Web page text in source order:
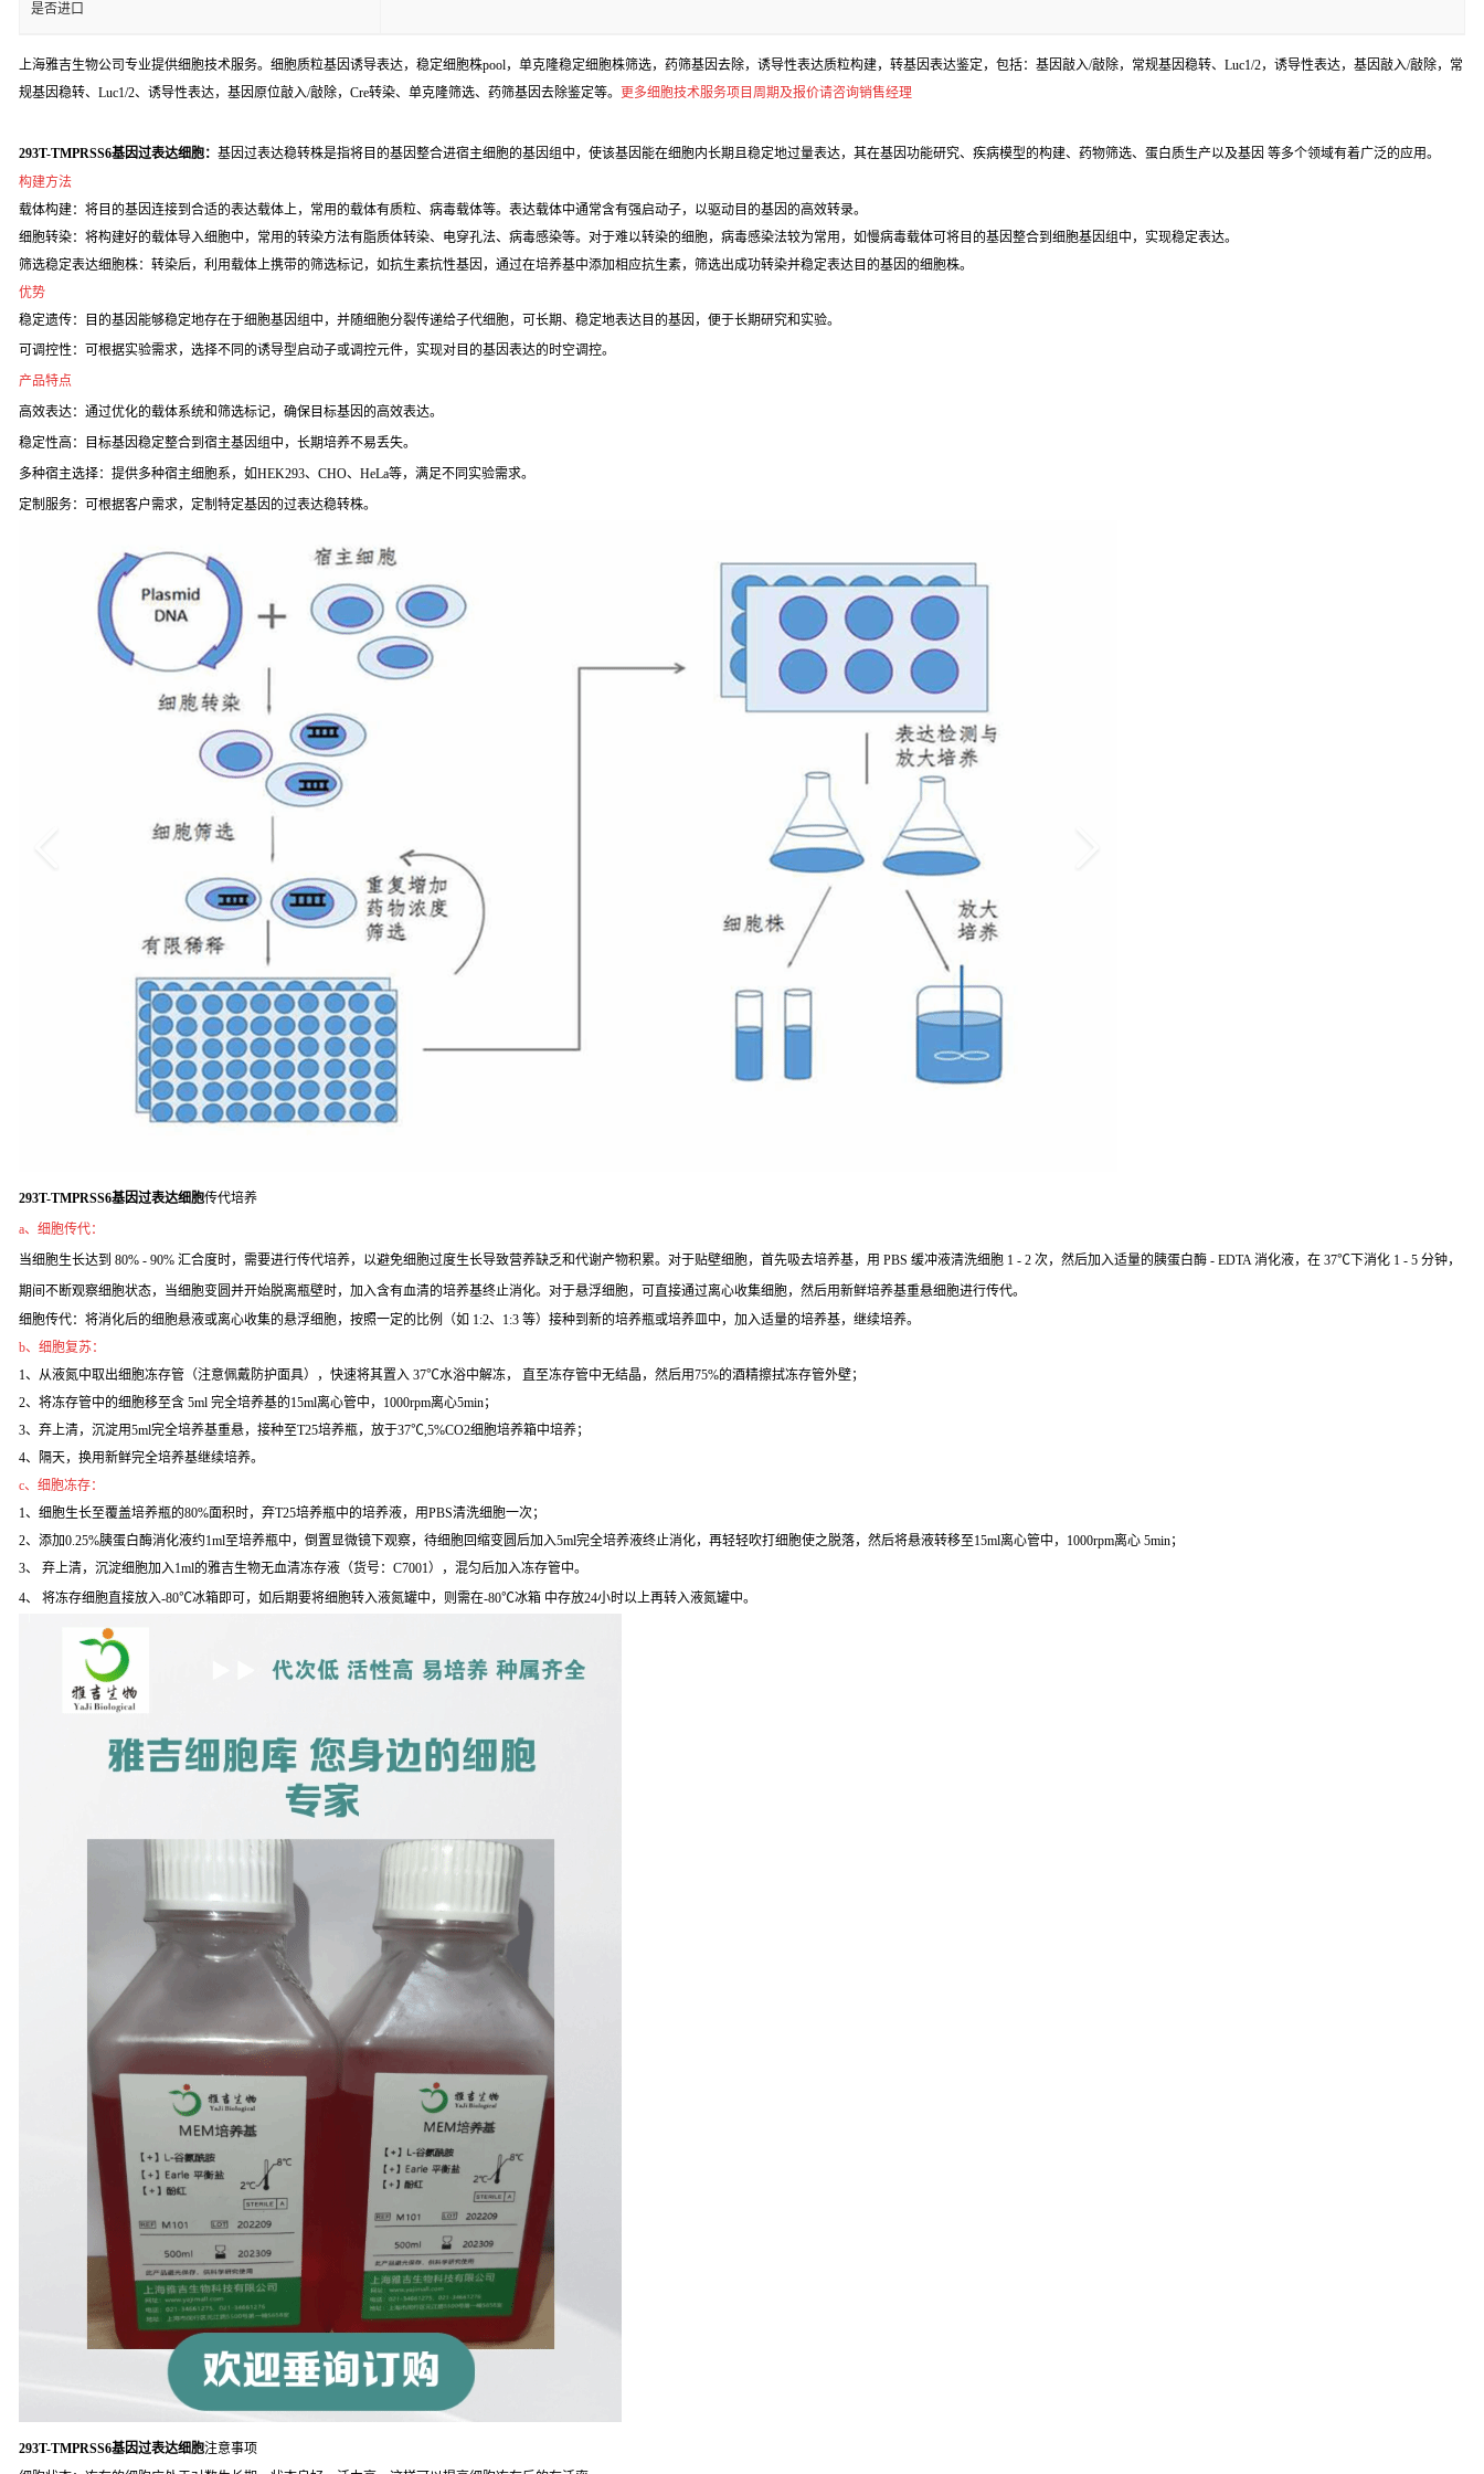
是否进口
上海雅吉生物公司专业提供细胞技术服务。细胞质粒基因诱导表达，稳定细胞株pool，单克隆稳定细胞株筛选，药筛基因去除，诱导性表达质粒构建，转基因表达鉴定，包括：基因敲入/敲除，常规基因稳转、Luc1/2，诱导性表达，基因敲入/敲除，常
规基因稳转、Luc1/2、诱导性表达，基因原位敲入/敲除，Cre转染、单克隆筛选、药筛基因去除鉴定等。 更多细胞技术服务项目周期及报价请咨询销售经理
293T-TMPRSS6基因过表达细胞： 基因过表达稳转株是指将目的基因整合进宿主细胞的基因组中，使该基因能在细胞内长期且稳定地过量表达，其在基因功能研究、疾病模型的构建、药物筛选、蛋白质生产以及基因 等多个领域有着广泛的应用。
构建方法
载体构建：将目的基因连接到合适的表达载体上，常用的载体有质粒、病毒载体等。表达载体中通常含有强启动子，以驱动目的基因的高效转录。
细胞转染：将构建好的载体导入细胞中，常用的转染方法有脂质体转染、电穿孔法、病毒感染等。对于难以转染的细胞，病毒感染法较为常用，如慢病毒载体可将目的基因整合到细胞基因组中，实现稳定表达。
筛选稳定表达细胞株：转染后，利用载体上携带的筛选标记，如抗生素抗性基因，通过在培养基中添加相应抗生素，筛选出成功转染并稳定表达目的基因的细胞株。
优势
稳定遗传：目的基因能够稳定地存在于细胞基因组中，并随细胞分裂传递给子代细胞，可长期、稳定地表达目的基因，便于长期研究和实验。
可调控性：可根据实验需求，选择不同的诱导型启动子或调控元件，实现对目的基因表达的时空调控。
产品特点
高效表达：通过优化的载体系统和筛选标记，确保目标基因的高效表达。
稳定性高：目标基因稳定整合到宿主基因组中，长期培养不易丢失。
多种宿主选择：提供多种宿主细胞系，如HEK293、CHO、HeLa等，满足不同实验需求。
定制服务：可根据客户需求，定制特定基因的过表达稳转株。
293T-TMPRSS6基因过表达细胞传代培养
a、细胞传代：
当细胞生长达到 80% - 90% 汇合度时，需要进行传代培养，以避免细胞过度生长导致营养缺乏和代谢产物积累。对于贴壁细胞，首先吸去培养基，用 PBS 缓冲液清洗细胞 1 - 2 次，然后加入适量的胰蛋白酶 - EDTA 消化液，在 37℃下消化 1 - 5 分钟，
期间不断观察细胞状态，当细胞变圆并开始脱离瓶壁时，加入含有血清的培养基终止消化。对于悬浮细胞，可直接通过离心收集细胞，然后用新鲜培养基重悬细胞进行传代。
细胞传代：将消化后的细胞悬液或离心收集的悬浮细胞，按照一定的比例（如 1:2、1:3 等）接种到新的培养瓶或培养皿中，加入适量的培养基，继续培养。
b、细胞复苏：
1、从液氮中取出细胞冻存管（注意佩戴防护面具），快速将其置入 37℃水浴中解冻， 直至冻存管中无结晶，然后用75%的酒精擦拭冻存管外壁；
2、将冻存管中的细胞移至含 5ml 完全培养基的15ml离心管中，1000rpm离心5min；
3、弃上清，沉淀用5ml完全培养基重悬，接种至T25培养瓶，放于37℃,5%CO2细胞培养箱中培养；
4、隔天，换用新鲜完全培养基继续培养。
c、细胞冻存：
1、细胞生长至覆盖培养瓶的80%面积时，弃T25培养瓶中的培养液，用PBS清洗细胞一次；
2、添加0.25%胰蛋白酶消化液约1ml至培养瓶中，倒置显微镜下观察，待细胞回缩变圆后加入5ml完全培养液终止消化，再轻轻吹打细胞使之脱落，然后将悬液转移至15ml离心管中，1000rpm离心 5min；
3、 弃上清，沉淀细胞加入1ml的雅吉生物无血清冻存液（货号：C7001），混匀后加入冻存管中。
4、 将冻存细胞直接放入-80℃冰箱即可，如后期要将细胞转入液氮罐中，则需在-80℃冰箱 中存放24小时以上再转入液氮罐中。
293T-TMPRSS6基因过表达细胞注意事项